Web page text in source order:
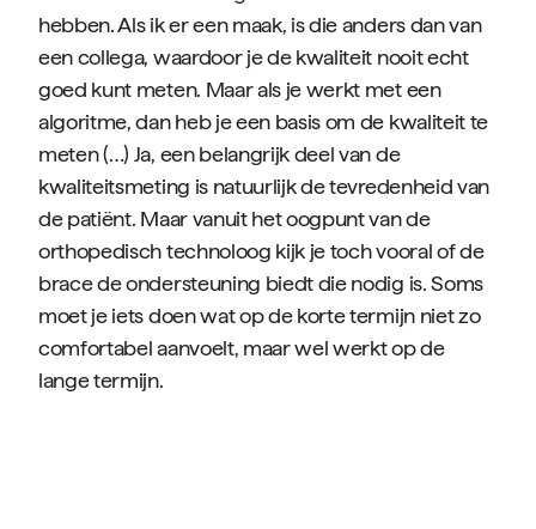
hebben. Als ik er een maak, is die anders dan van
een collega, waardoor je de kwaliteit nooit echt
goed kunt meten. Maar als je werkt met een
algoritme, dan heb je een basis om de kwaliteit te
meten (…) Ja, een belangrijk deel van de
kwaliteitsmeting is natuurlijk de tevredenheid van
de patiënt. Maar vanuit het oogpunt van de
orthopedisch technoloog kijk je toch vooral of de
brace de ondersteuning biedt die nodig is. Soms
moet je iets doen wat op de korte termijn niet zo
comfortabel aanvoelt, maar wel werkt op de
lange termijn.